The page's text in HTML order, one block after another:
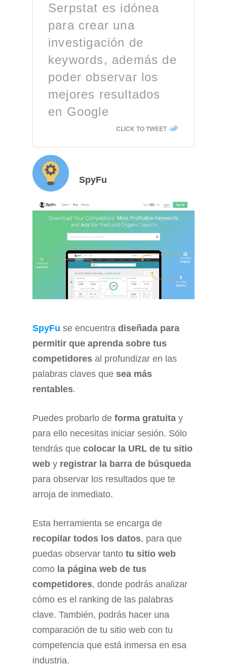
Serpstat es idónea
para crear una
investigación de
keywords, además de
poder observar los
mejores resultados
en Google
CLICK TO TWEET
SpyFu
SpyFu se encuentra diseñada para
permitir que aprenda sobre tus
competidores al profundizar en las
palabras claves que sea más
rentables.
Puedes probarlo de forma gratuita y
para ello necesitas iniciar sesión. Sólo
tendrás que colocar la URL de tu sitio
web y registrar la barra de búsqueda
para observar los resultados que te
arroja de inmediato.
Esta herramienta se encarga de
recopilar todos los datos, para que
puedas observar tanto tu sitio web
como la página web de tus
competidores, donde podrás analizar
cómo es el ranking de las palabras
clave. También, podrás hacer una
comparación de tu sitio web con tu
competencia que está inmersa en esa
industria.